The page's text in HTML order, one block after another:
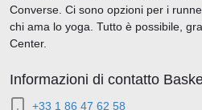
Converse. Ci sono opzioni per i
chi ama lo yoga. Tutto è possibile,
Center.
Informazioni di contatto
+33 1 86 47 62 58